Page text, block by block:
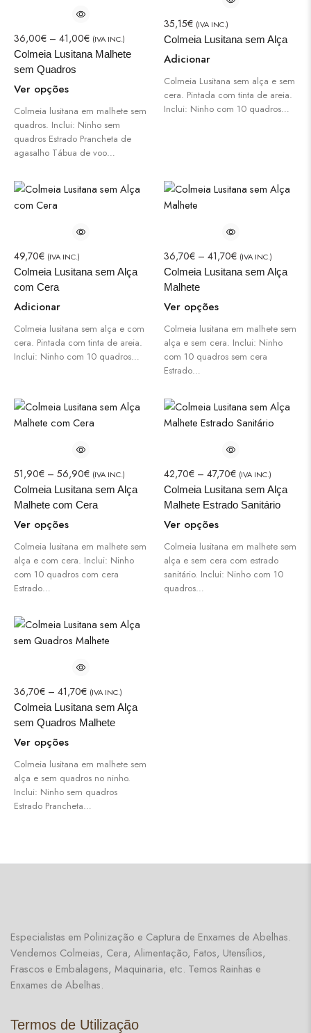
36,00€ – 41,00€ (IVA INC.)
Colmeia Lusitana Malhete
sem Quadros
Ver opções
Colmeia lusitana em malhete sem
quadros. Inclui: Ninho sem
quadros Estrado Prancheta de
agasalho Tábua de voo…
35,15€ (IVA INC.)
Colmeia Lusitana sem Alça
Adicionar
Colmeia Lusitana sem alça e sem
cera. Pintada com tinta de areia.
Inclui: Ninho com 10 quadros…
49,70€ (IVA INC.)
Colmeia Lusitana sem Alça
com Cera
Adicionar
Colmeia lusitana sem alça e com
cera. Pintada com tinta de areia.
Inclui: Ninho com 10 quadros…
36,70€ – 41,70€ (IVA INC.)
Colmeia Lusitana sem Alça
Malhete
Ver opções
Colmeia lusitana em malhete sem
alça e sem cera. Inclui: Ninho
com 10 quadros sem cera
Estrado…
51,90€ – 56,90€ (IVA INC.)
Colmeia Lusitana sem Alça
Malhete com Cera
Ver opções
Colmeia lusitana em malhete sem
alça e com cera. Inclui: Ninho
com 10 quadros com cera
Estrado…
42,70€ – 47,70€ (IVA INC.)
Colmeia Lusitana sem Alça
Malhete Estrado Sanitário
Ver opções
Colmeia lusitana em malhete sem
alça e sem cera com estrado
sanitário. Inclui: Ninho com 10
quadros…
36,70€ – 41,70€ (IVA INC.)
Colmeia Lusitana sem Alça
sem Quadros Malhete
Ver opções
Colmeia lusitana em malhete sem
alça e sem quadros no ninho.
Inclui: Ninho sem quadros
Estrado Prancheta…
Especialistas em Polinização e Captura de Enxames de Abelhas.
Vendemos Colmeias, Cera, Alimentação, Fatos, Utensílios,
Frascos e Embalagens, Maquinaria, etc. Temos Rainhas e
Enxames de Abelhas.
Termos de Utilização